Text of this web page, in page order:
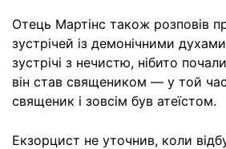
Отець Мартінс також розповів
зустрічей із демонічними
зустрічі з нечистю, нібито
він став священиком — у той
священик і зовсім був атеїстом.
Екзорцист не уточнив, коли